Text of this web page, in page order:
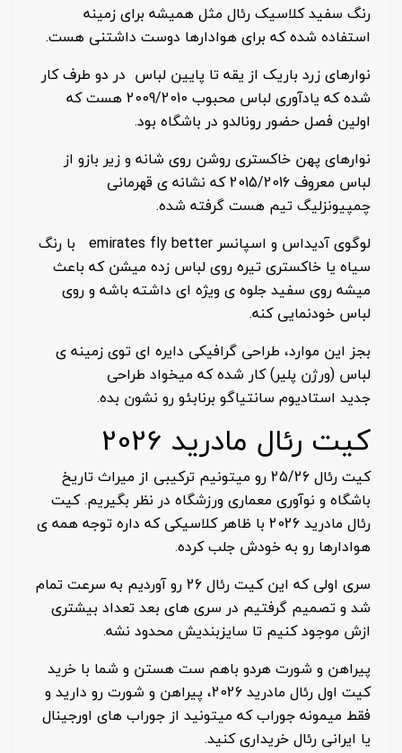
رنگ سفید کلاسیک رئال مثل همیشه برای زمینه
استفاده شده که برای هوادارها دوست داشتنی هست.
نوارهای زرد باریک از یقه تا پایین لباس در دو طرف کار
شده که یادآوری لباس محبوب 2009/2010 هست که
اولین فصل حضور رونالدو در باشگاه بود.
نوارهای پهن خاکستری روشن روی شانه و زیر بازو از
لباس معروف 2015/2016 که نشانه ی قهرمانی
چمپیونزلیگ تیم هست گرفته شده.
لوگوی آدیداس و اسپانسر emirates fly better با رنگ
سیاه یا خاکستری تیره روی لباس زده میشن که باعث
میشه روی سفید جلوه ی ویژه ای داشته باشه و روی
لباس خودنمایی کنه.
بجز این موارد، طراحی گرافیکی دایره ای توی زمینه ی
لباس (ورژن پلیر) کار شده که میخواد طراحی
جدید استادیوم سانتیاگو برنابئو رو نشون بده.
کیت رئال مادرید 2026
کیت رئال 25/26 رو میتونیم ترکیبی از میراث تاریخ
باشگاه و نوآوری معماری ورزشگاه در نظر بگیریم. کیت
رئال مادرید 2026 با ظاهر کلاسیکی که داره توجه همه ی
هوادارها رو به خودش جلب کرده.
سری اولی که این کیت رئال 26 رو آوردیم به سرعت تمام
شد و تصمیم گرفتیم در سری های بعد تعداد بیشتری
ازش موجود کنیم تا سایزبندیش محدود نشه.
پیراهن و شورت هردو باهم ست هستن و شما با خرید
کیت اول رئال مادرید 2026، پیراهن و شورت رو دارید و
فقط میمونه جوراب که میتونید از جوراب های اورجینال
یا ایرانی رئال خریداری کنید.